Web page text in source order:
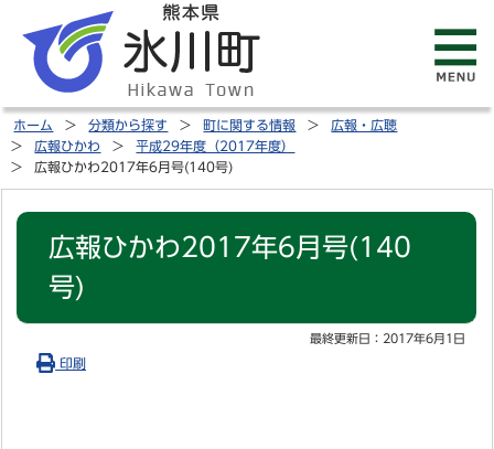
ホーム 分類から探す 町に関する情報
広報・広聴
広報ひかわ
平成29年度（2017年度）
広報ひかわ2017年6月号(140号)
広報ひかわ2017年6月号(140
号)
最終更新日： 2017年6月1日
印刷